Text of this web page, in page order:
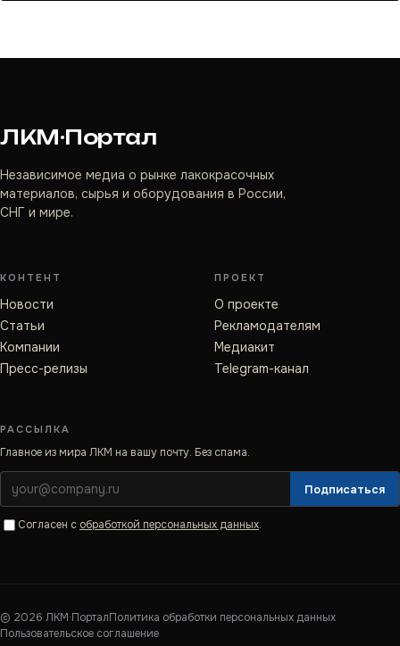
ЛКМ·Портал
Независимое медиа о рынке лакокрасочных
материалов, сырья и оборудования в России,
СНГ и мире.
КОНТЕНТ
Новости
Статьи
Компании
Пресс-релизы
ПРОЕКТ
О проекте
Рекламодателям
Медиакит
Telegram-канал
РАССЫЛКА
Главное из мира ЛКМ на вашу почту. Без спама.
Подписаться
Согласен с обработкой персональных данных.
© 2026 ЛКМ·ПорталПолитика обработки персональных данных
Пользовательское соглашение